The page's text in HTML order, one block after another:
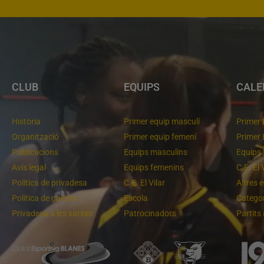
CLUB
Història
Organització
Publicacions
Avís legal
Política de privadesa
Política de galetes
Privadesa a les xarxes
EQUIPS
Primer equip masculí
Primer equip femení
Equips masculins
Equips femenins
C.E. El Vilar
Escola
Patrocinadors
Primer
Primer
Equips
C.E. El
Altres
Partits
lluitant pel primer lloc Molt bona imatge de l'equip